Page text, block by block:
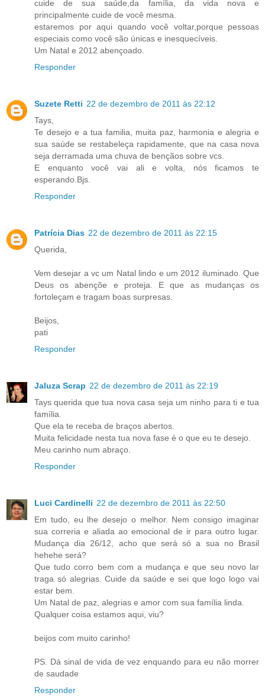
cuide de sua saúde,da família, da vida nova e
principalmente cuide de você mesma.
estaremos por aqui quando você voltar,porque pessoas
especiais como você são únicas e inesquecíveis.
Um Natal e 2012 abençoado.
Responder
Suzete Retti 22 de dezembro de 2011 às 22:12
Tays,
Te desejo e a tua familia, muita paz, harmonia e alegria e
sua saúde se restabeleça rapidamente, que na casa nova
seja derramada uma chuva de bençãos sobre vcs.
E enquanto você vai ali e volta, nós ficamos te
esperando.Bjs.
Responder
Patrícia Dias 22 de dezembro de 2011 às 22:15
Querida,
Vem desejar a vc um Natal lindo e um 2012 iluminado. Que
Deus os abençõe e proteja. E que as mudanças os
fortoleçam e tragam boas surpresas.
Beijos,
pati
Responder
Jaluza Scrap 22 de dezembro de 2011 às 22:19
Tays querida que tua nova casa seja um ninho para ti e tua
família.
Que ela te receba de braços abertos.
Muita felicidade nesta tua nova fase é o que eu te desejo.
Meu carinho num abraço.
Responder
Luci Cardinelli 22 de dezembro de 2011 às 22:50
Em tudo, eu lhe desejo o melhor. Nem consigo imaginar
sua correria e aliada ao emocional de ir para outro lugar.
Mudança dia 26/12, acho que será só a sua no Brasil
hehehe será?
Que tudo corro bem com a mudança e que seu novo lar
traga só alegrias. Cuide da saúde e sei que logo logo vai
estar bem.
Um Natal de paz, alegrias e amor com sua família linda.
Qualquer coisa estamos aqui, viu?
beijos com muito carinho!
PS. Dá sinal de vida de vez enquando para eu não morrer
de saudade
Responder